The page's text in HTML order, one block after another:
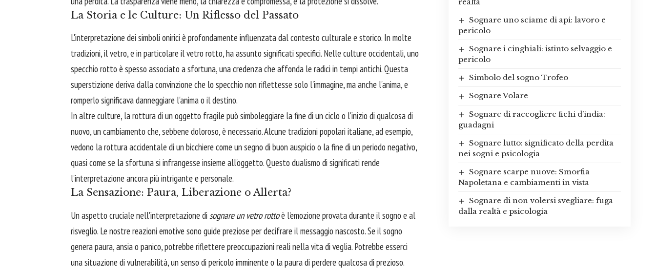
La Storia e le Culture: Un Riflesso del Passato
L'interpretazione dei simboli onirici è profondamente influenzata dal contesto culturale e storico. In molte
tradizioni, il vetro, e in particolare il vetro rotto, ha assunto significati specifici. Nelle culture occidentali, uno
specchio rotto è spesso associato a sfortuna, una credenza che affonda le radici in tempi antichi. Questa
superstizione deriva dalla convinzione che lo specchio non riflettesse solo l'immagine, ma anche l'anima, e
romperlo significava danneggiare l'anima o il destino.
In altre culture, la rottura di un oggetto fragile può simboleggiare la fine di un ciclo o l'inizio di qualcosa di
nuovo, un cambiamento che, sebbene doloroso, è necessario. Alcune tradizioni popolari italiane, ad esempio,
vedono la rottura accidentale di un bicchiere come un segno di buon auspicio o la fine di un periodo negativo,
quasi come se la sfortuna si infrangesse insieme all'oggetto. Questo dualismo di significati rende
l'interpretazione ancora più intrigante e personale.
La Sensazione: Paura, Liberazione o Allerta?
Un aspetto cruciale nell'interpretazione di sognare un vetro rottoè l'emozione provata durante il sogno e al
risveglio. Le nostre reazioni emotive sono guide preziose per decifrare il messaggio nascosto. Se il sogno
genera paura, ansia o panico, potrebbe riflettere preoccupazioni reali nella vita di veglia. Potrebbe esserci
una situazione di vulnerabilità, un senso di pericolo imminente o la paura di perdere qualcosa di prezioso.
realtà
Sognare uno sciame di api: lavoro e
pericolo
Sognare i cinghiali: istinto selvaggio e
pericolo
Simbolo del sogno Trofeo
Sognare Volare
Sognare di raccogliere fichi d’india:
guadagni
Sognare lutto: significato della perdita
nei sogni e psicologia
Sognare scarpe nuove: Smorfia
Napoletana e cambiamenti in vista
Sognare di non volersi svegliare: fuga
dalla realtà e psicologia